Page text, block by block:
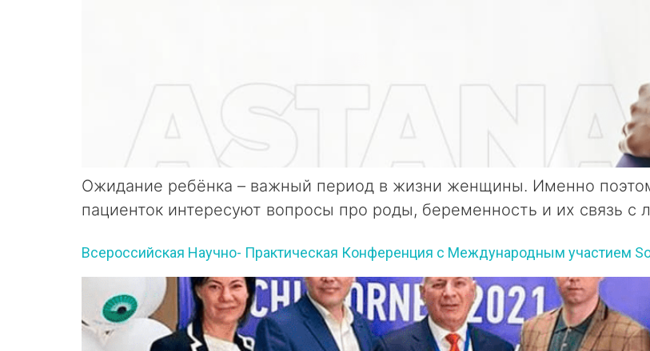
Ожидание ребёнка – важный период в жизни женщины. Именно
пациенток интересуют вопросы про роды, беременность и их связь с
Всероссийская Научно- Практическая Конференция с Международным участием